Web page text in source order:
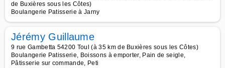
de Buxières sous les Côtes)
Boulangerie Patisserie à Jarny
Jérémy Guillaume
9 rue Gambetta 54200 Toul (à 35 km de Buxières sous les Côtes)
Boulangerie Patisserie, Boissons à emporter, Pain de seigle,
Pâtisserie sur commande, Peti